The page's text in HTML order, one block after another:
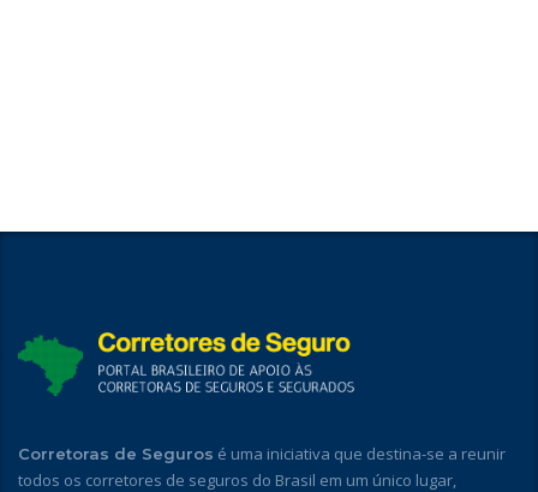
Corretoras de Seguros é uma iniciativa que destina-se a reunir
todos os corretores de seguros do Brasil em um único lugar,